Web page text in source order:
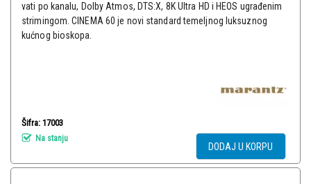
vati po kanalu, Dolby Atmos, DTS:X, 8K Ultra HD i HEOS ugrađenim
strimingom. CINEMA 60 je novi standard temeljnog luksuznog
kućnog bioskopa.
Šifra: 17003
Na stanju
DODAJ U KORPU